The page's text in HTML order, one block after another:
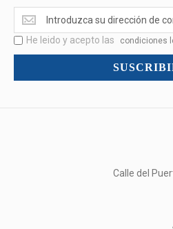
Ofertas
<br>Novedades
y
mucho
He leido y acepto las condiciones
Calle del